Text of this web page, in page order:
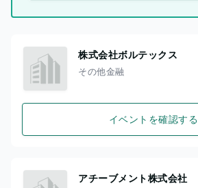
株式会社ボルテックス
その他金融
イベントを確認する
アチーブメント株式会社